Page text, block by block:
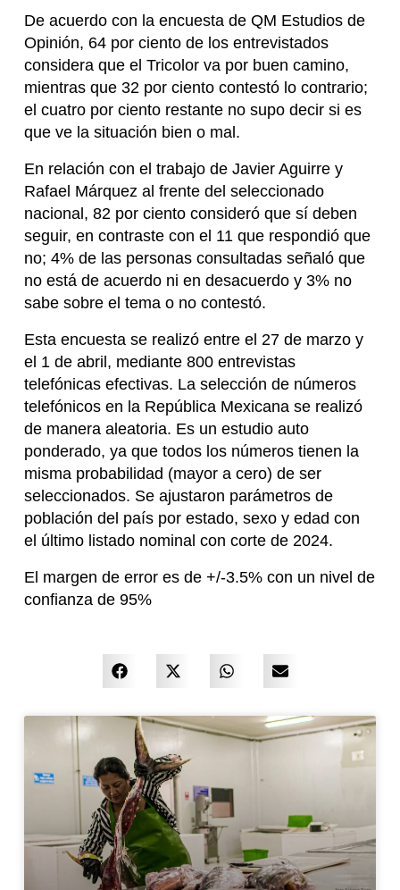
De acuerdo con la encuesta de QM Estudios de
Opinión, 64 por ciento de los entrevistados
considera que el Tricolor va por buen camino,
mientras que 32 por ciento contestó lo contrario;
el cuatro por ciento restante no supo decir si es
que ve la situación bien o mal.
En relación con el trabajo de Javier Aguirre y
Rafael Márquez al frente del seleccionado
nacional, 82 por ciento consideró que sí deben
seguir, en contraste con el 11 que respondió que
no; 4% de las personas consultadas señaló que
no está de acuerdo ni en desacuerdo y 3% no
sabe sobre el tema o no contestó.
Esta encuesta se realizó entre el 27 de marzo y
el 1 de abril, mediante 800 entrevistas
telefónicas efectivas. La selección de números
telefónicos en la República Mexicana se realizó
de manera aleatoria. Es un estudio auto
ponderado, ya que todos los números tienen la
misma probabilidad (mayor a cero) de ser
seleccionados. Se ajustaron parámetros de
población del país por estado, sexo y edad con
el último listado nominal con corte de 2024.
El margen de error es de +/-3.5% con un nivel de
confianza de 95%